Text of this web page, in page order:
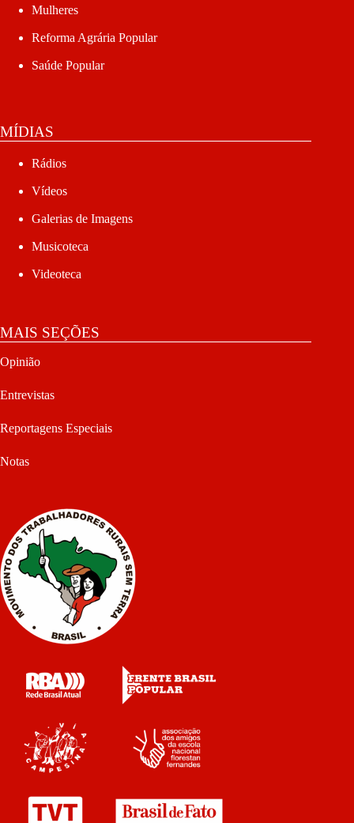
Mulheres
Reforma Agrária Popular
Saúde Popular
MÍDIAS
Rádios
Vídeos
Galerias de Imagens
Musicoteca
Videoteca
MAIS SEÇÕES
Opinião
Entrevistas
Reportagens Especiais
Notas